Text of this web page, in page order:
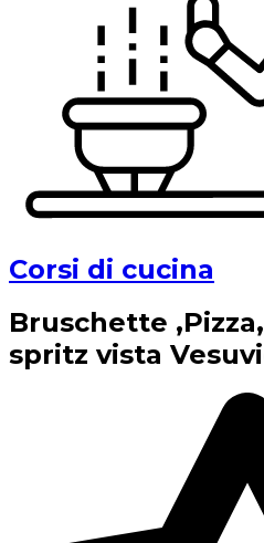
Corsi di cucina
Bruschette
spritz vista